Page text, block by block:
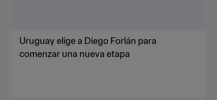
Uruguay elige a Diego Forlán para
comenzar una nueva etapa